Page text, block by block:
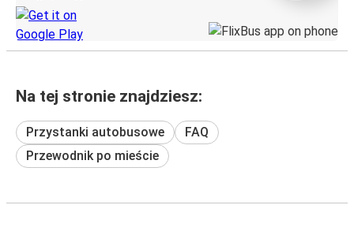
Na tej stronie znajdziesz:
Przystanki autobusowe
FAQ
Przewodnik po mieście